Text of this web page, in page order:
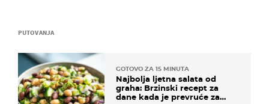
PUTOVANJA
GOTOVO ZA 15 MINUTA
Najbolja ljetna salata od
graha: Brzinski recept za
dane kada je prevruće za